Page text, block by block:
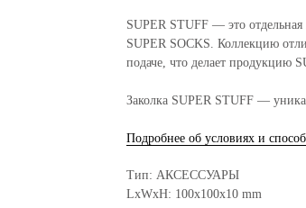
SUPER STUFF — это
SUPER SOCKS. Коллекцию
подаче, что делает продукцию
Заколка SUPER STUFF —
Подробнее об условиях и
Тип: АКСЕССУАРЫ
LxWxH: 100x100x10 mm